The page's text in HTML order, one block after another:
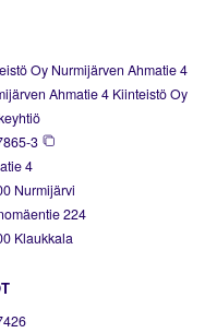
Oy Nurmijärven Ahmatie 4
Ahmatie 4 Kiinteistö Oy
3
4
Nurmijärvi
224
Klaukkala